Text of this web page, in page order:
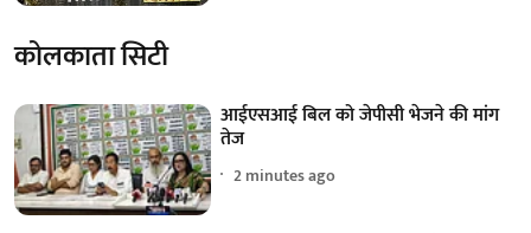
कोलकाता सिटी
आईएसआई बिल को जेपीसी भेजने की मांग
तेज
2 minutes ago